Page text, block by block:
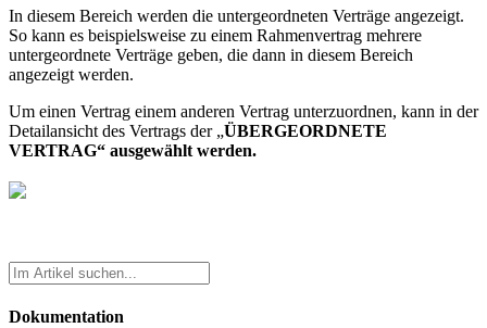
In diesem Bereich werden die untergeordneten Verträge angezeigt.
So kann es beispielsweise zu einem Rahmenvertrag mehrere
untergeordnete Verträge geben, die dann in diesem Bereich
angezeigt werden.
Um einen Vertrag einem anderen Vertrag unterzuordnen, kann in der
Detailansicht des Vertrags der „ÜBERGEORDNETE
VERTRAG“ ausgewählt werden.
Dokumentation